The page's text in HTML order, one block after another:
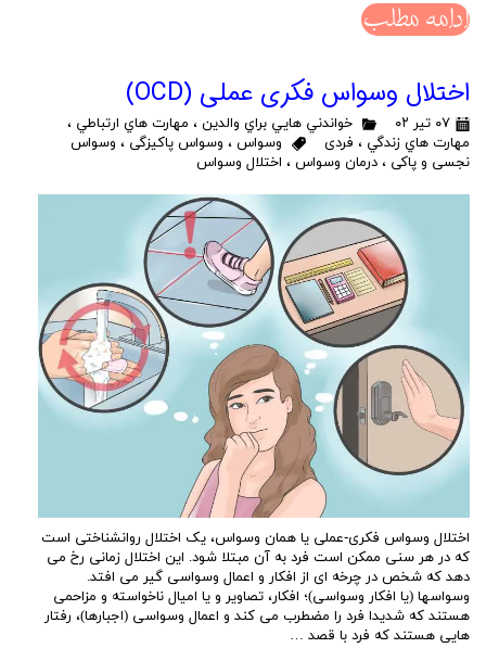
ادامه مطلب
اختلال وسواس فکری عملی (OCD)
۰۷ تیر ۰۲ خواندني هايي براي والدين ، مهارت هاي ارتباطي ،
مهارت هاي زندگي ، فردی وسواس ، وسواس پاکیزگی ، وسواس
نجسی و پاکی ، درمان وسواس ، اختلال وسواس
اختلال وسواس فکری-عملی یا همان وسواس، یک اختلال روانشناختی است
که در هر سنی ممکن است فرد به آن مبتلا شود. این اختلال زمانی رخ می
دهد که شخص در چرخه ای از افکار و اعمال وسواسی گیر می افتد.
وسواسها (یا افکار وسواسی)؛ افکار، تصاویر و یا امیال ناخواسته و مزاحمی
هستند که شدیدا فرد را مضطرب می کند و اعمال وسواسی (اجبارها)، رفتار
هایی هستند که فرد با قصد …